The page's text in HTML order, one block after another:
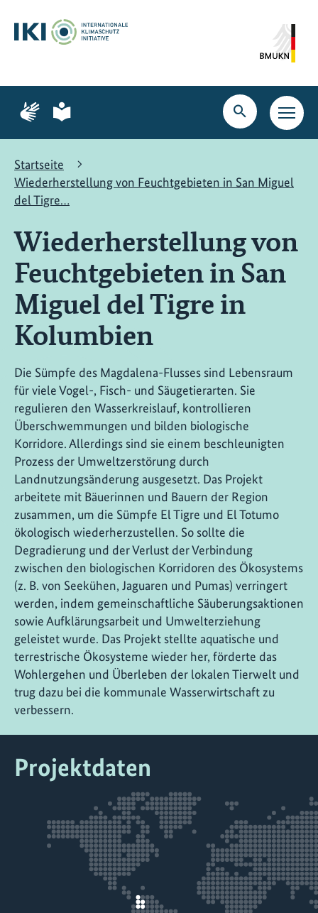
Hauptinhalt
springen
Suche
springen
Hauptnavigation
springen
Zur
Seite
Gebärdensprache
Zur
Seite
leichte
Suche
öffnen
Startseite
Wiederherstellung von Feuchtgebieten in San Miguel
del Tigre…
Wiederherstellung von
Feuchtgebieten in San
Miguel del Tigre in
Kolumbien
Die Sümpfe des Magdalena-Flusses sind Lebensraum
für viele Vogel-, Fisch- und Säugetierarten. Sie
regulieren den Wasserkreislauf, kontrollieren
Überschwemmungen und bilden biologische
Korridore. Allerdings sind sie einem beschleunigten
Prozess der Umweltzerstörung durch
Landnutzungsänderung ausgesetzt. Das Projekt
arbeitete mit Bäuerinnen und Bauern der Region
zusammen, um die Sümpfe El Tigre und El Totumo
ökologisch wiederherzustellen. So sollte die
Degradierung und der Verlust der Verbindung
zwischen den biologischen Korridoren des Ökosystems
(z. B. von Seekühen, Jaguaren und Pumas) verringert
werden, indem gemeinschaftliche Säuberungsaktionen
sowie Aufklärungsarbeit und Umwelterziehung
geleistet wurde. Das Projekt stellte aquatische und
terrestrische Ökosysteme wieder her, förderte das
Wohlergehen und Überleben der lokalen Tierwelt und
trug dazu bei die kommunale Wasserwirtschaft zu
verbessern.
Projektdaten